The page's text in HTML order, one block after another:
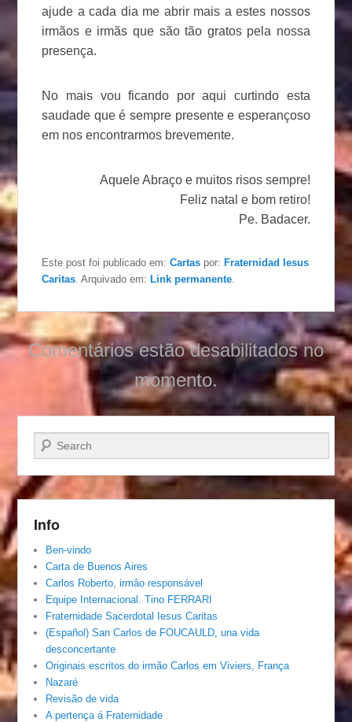
ajude a cada dia me abrir mais a estes nossos
irmãos e irmãs que são tão gratos pela nossa
presença.
No mais vou ficando por aqui curtindo esta
saudade que é sempre presente e esperançoso
em nos encontrarmos brevemente.
Aquele Abraço e muitos risos sempre!
Feliz natal e bom retiro!
Pe. Badacer.
Este post foi publicado em:Cartas por:Fraternidad Iesus
Caritas . Arquivado em:Link permanente
Comentários estão desabilitados no
momento.
Pesquisar…
Info
Ben-vindo
Carta de Buenos Aires
Carlos Roberto, irmâo responsável
Equipe Internacional. Tino FERRARI
Fraternidade Sacerdotal Iesus Caritas
(Español) San Carlos de FOUCAULD, una vida
desconcertante
Originais escritos do irmão Carlos em Viviers, França
Nazaré
Revisão de vida
A pertença á Fraternidade